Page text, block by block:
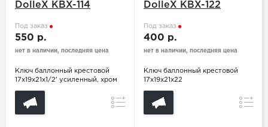
DolleX KBX-114
Под заказ
550 р.
нет в наличии, последняя цена
Ключ баллонный крестовой
17х19х21х1/2' усиленный, хром
Сравнение
DolleX KBX-122
Под заказ
400 р.
нет в наличии, последняя цена
Ключ баллонный крестовой
17x19x21x22